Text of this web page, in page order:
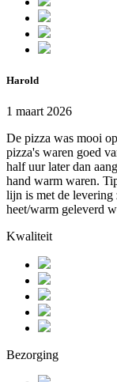
Harold
1 maart 2026
De pizza was mooi
pizza's waren goed
half uur later dan
hand warm waren.
lijn is met de levering
heet/warm geleverd
Kwaliteit
Bezorging